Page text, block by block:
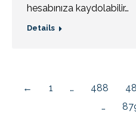
hesabınıza kaydolabilir…
Details
← 1 … 488
…